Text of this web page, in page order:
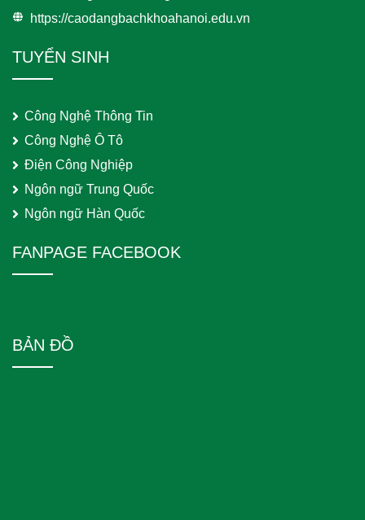
https://caodangbachkhoahanoi.edu.vn
TUYỂN SINH
Công Nghệ Thông Tin
Công Nghệ Ô Tô
Điện Công Nghiệp
Ngôn ngữ Trung Quốc
Ngôn ngữ Hàn Quốc
FANPAGE FACEBOOK
BẢN ĐỒ